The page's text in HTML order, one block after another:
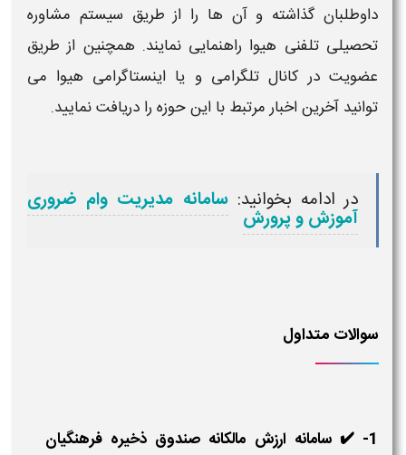
داوطلبان گذاشته و آن ها را از طریق سیستم مشاوره
تحصیلی تلفنی هیوا راهنمایی نمایند. همچنین از طریق
عضویت در کانال تلگرامی و یا اینستاگرامی هیوا می
توانید آخرین اخبار مرتبط با این حوزه را دریافت نمایید.
در ادامه بخوانید: سامانه مدیریت وام ضروری
آموزش و پرورش
سوالات متداول
1- ✔️ سامانه ارزش مالکانه صندوق ذخیره فرهنگیان